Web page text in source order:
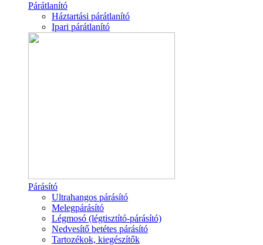
Párátlanító
Háztartási párátlanító
Ipari párátlanító
Párásító
Ultrahangos párásító
Melegpárásító
Légmosó (légtisztító-párásító)
Nedvesítő betétes párásító
Tartozékok, kiegészítők